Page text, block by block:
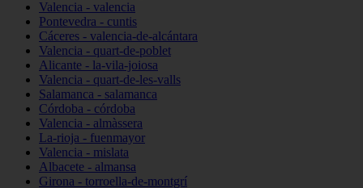
Valencia - valencia
Pontevedra - cuntis
Cáceres - valencia-de-alcántara
Valencia - quart-de-poblet
Alicante - la-vila-joiosa
Valencia - quart-de-les-valls
Salamanca - salamanca
Córdoba - córdoba
Valencia - almàssera
La-rioja - fuenmayor
Valencia - mislata
Albacete - almansa
Girona - torroella-de-montgrí